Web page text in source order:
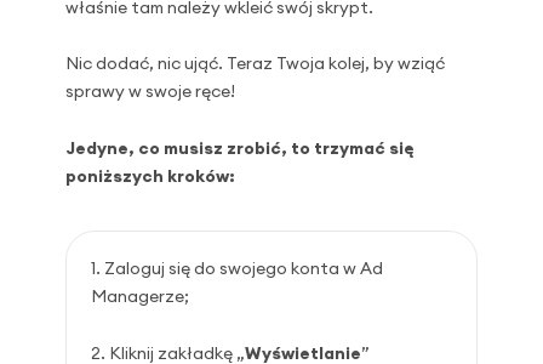
właśnie tam należy wkleić swój skrypt.
Nic dodać, nic ująć. Teraz Twoja kolej, by wziąć
sprawy w swoje ręce!
Jedyne, co musisz zrobić, to trzymać się
poniższych kroków:
Zaloguj się do swojego konta w Ad
Managerze;
Kliknij zakładkę „Wyświetlanie”